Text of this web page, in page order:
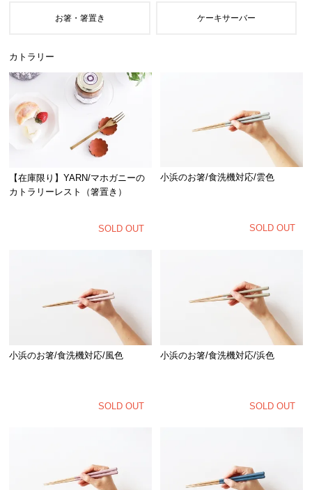
お箸・箸置き ケーキサーバー
カトラリー
【在庫限り】YARN/マホガニーの
カトラリーレスト（箸置き）
SOLD OUT
小浜のお箸/食洗機対応/雲色
SOLD OUT
小浜のお箸/食洗機対応/風色
SOLD OUT
小浜のお箸/食洗機対応/浜色
SOLD OUT